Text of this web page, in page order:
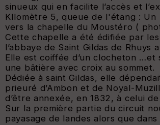
sinueux qui en facilite l’accès et
KIlomètre 5, queue de l'étang :
vers la chapelle du Moustéro (
Cette chapelle a été édifiée par les
l’abbaye de Saint Gildas de Rhuys
Elle est coiffée d’un clocheton …et
une bâtière avec croix au sommet.
Dédiée à saint Gildas, elle
prieuré d’Ambon et de Noyal-
d’être annexée, en 1832, à celui
Sur la première partie du circuit
payasage de landes alors que dans